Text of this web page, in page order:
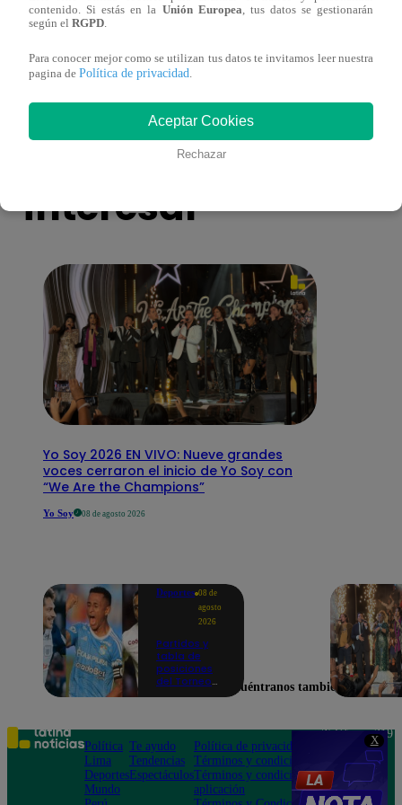
X
antes de Navidad?
También te puede
interesar
Yo Soy 2026 EN VIVO: Nueve grandes
voces cerraron el inicio de Yo Soy con
“We Are the Champions”
Yo Soy 08 de agosto 2026
Deportes 08 de
agosto
2026
Partidos y
tabla de
posiciones
del Torneo
en la fecha 4
contenido. Si estás en la Unión Europea, tus datos se gestionarán
según el RGPD.
Para conocer mejor como se utilizan tus datos te invitamos leer nuestra
pagina de Política de privacidad.
Aceptar Cookies
Rechazar
Encuéntranos también en
Política
Lima
Deportes
Mundo
Te ayudo
Tendencias
Espectáculos
Política de privacidad
Términos y condiciones
Términos y condiciones
aplicación
Teléfono: 219
Av. San
Felipe 968
Jesús María